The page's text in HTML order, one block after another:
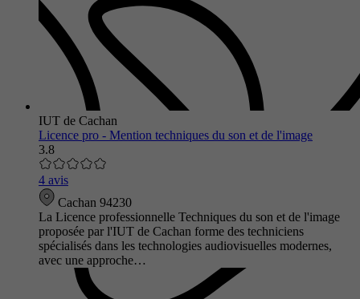
IUT de Cachan
Licence pro - Mention techniques du son et de l'image
3.8
4 avis
Cachan 94230
La Licence professionnelle Techniques du son et de l'image
proposée par l'IUT de Cachan forme des techniciens
spécialisés dans les technologies audiovisuelles modernes,
avec une approche…